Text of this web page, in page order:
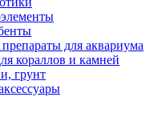
для аквариума
кораллов и камней
грунт